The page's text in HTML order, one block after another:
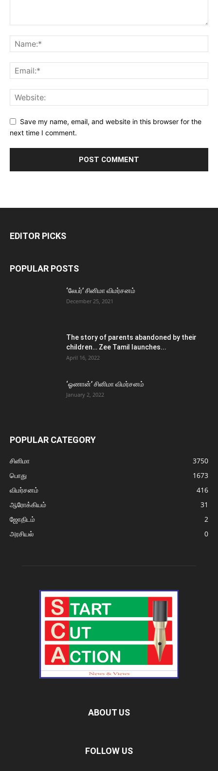
Save my name, email, and website in this browser for the
next time I comment.
EDITOR PICKS
POPULAR POSTS
‘லேபர்’ சினிமா விமர்சனம்
December 25, 2021
The story of parents abandoned by their
children… Zee Tamil launches...
April 16, 2022
‘ஓணான்’ சினிமா விமர்சனம்
January 2, 2022
POPULAR CATEGORY
சினிமா
3750
பொது
1673
விமர்சனம்
416
ஆரோக்கியம்
31
ஜோதிடம்
2
அரசியல்
0
ABOUT US
FOLLOW US